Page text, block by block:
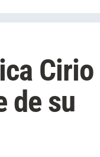
Cirio
de su